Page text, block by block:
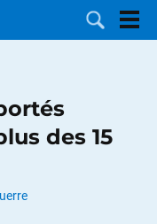
des 15